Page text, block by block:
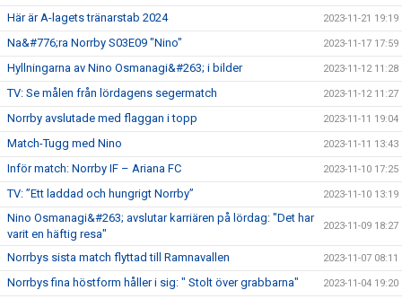
Här är A-lagets tränarstab 2024 2023-11-21 19:19
Na&#776;ra Norrby S03E09 "Nino" 2023-11-17 17:59
Hyllningarna av Nino Osmanagi&#263; i bilder 2023-11-12 11:28
TV: Se målen från lördagens segermatch 2023-11-12 11:27
Norrby avslutade med flaggan i topp 2023-11-11 19:04
Match-Tugg med Nino 2023-11-11 13:43
Inför match: Norrby IF – Ariana FC 2023-11-10 17:25
TV: ”Ett laddad och hungrigt Norrby” 2023-11-10 13:19
Nino Osmanagi&#263; avslutar karriären på lördag: "Det har
varit en häftig resa"
2023-11-09 18:27
Norrbys sista match flyttad till Ramnavallen 2023-11-07 08:11
Norrbys fina höstform håller i sig: " Stolt över grabbarna" 2023-11-04 19:20